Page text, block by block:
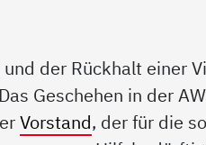
der Rückhalt einer
Geschehen in der
Vorstand, der für die